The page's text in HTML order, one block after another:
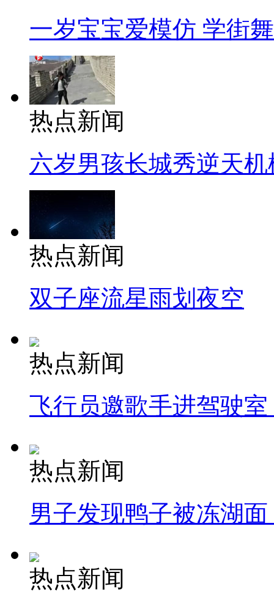
一岁宝宝爱模仿 学街
热点新闻
六岁男孩长城秀逆天机
热点新闻
双子座流星雨划夜空
热点新闻
飞行员邀歌手进驾驶
热点新闻
男子发现鸭子被冻湖
热点新闻